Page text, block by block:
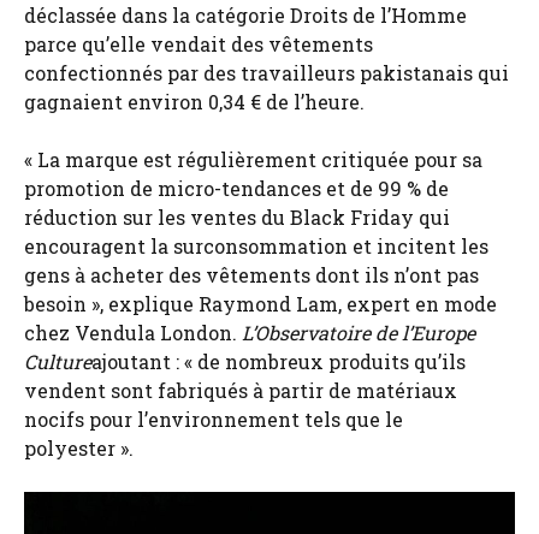
déclassée dans la catégorie Droits de l’Homme
parce qu’elle vendait des vêtements
confectionnés par des travailleurs pakistanais qui
gagnaient environ 0,34 € de l’heure.
« La marque est régulièrement critiquée pour sa
promotion de micro-tendances et de 99 % de
réduction sur les ventes du Black Friday qui
encouragent la surconsommation et incitent les
gens à acheter des vêtements dont ils n’ont pas
besoin », explique Raymond Lam, expert en mode
chez Vendula London. L’Observatoire de l’Europe
Cultureajoutant : « de nombreux produits qu’ils
vendent sont fabriqués à partir de matériaux
nocifs pour l’environnement tels que le
polyester ».